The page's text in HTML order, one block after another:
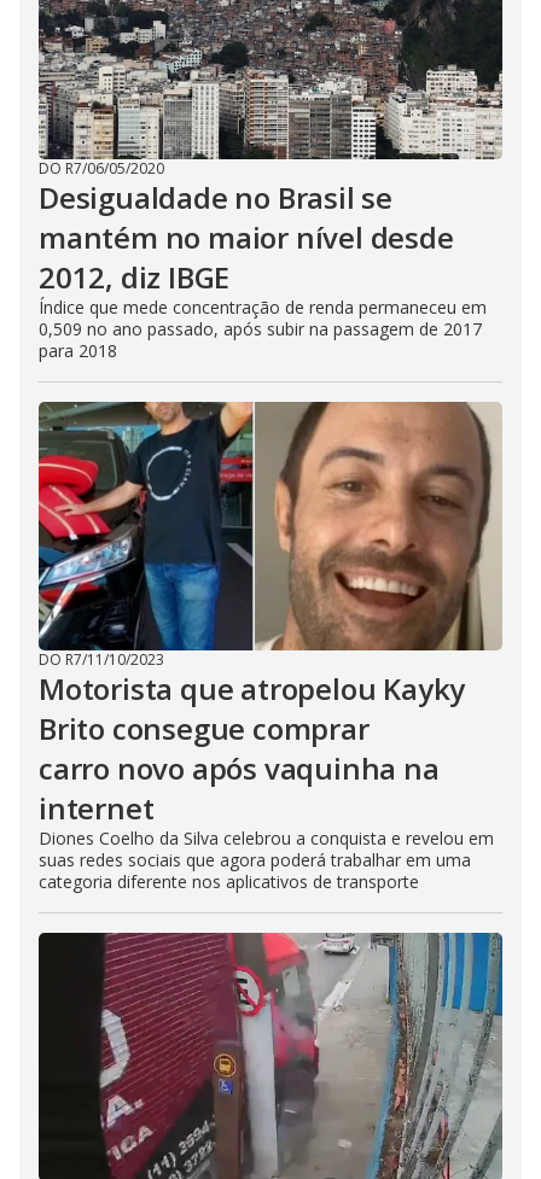
DO R7/06/05/2020
Desigualdade no Brasil se
mantém no maior nível desde
2012, diz IBGE
Índice que mede concentração de renda permaneceu em
0,509 no ano passado, após subir na passagem de 2017
para 2018
DO R7/11/10/2023
Motorista que atropelou Kayky
Brito consegue comprar
carro novo após vaquinha na
internet
Diones Coelho da Silva celebrou a conquista e revelou em
suas redes sociais que agora poderá trabalhar em uma
categoria diferente nos aplicativos de transporte